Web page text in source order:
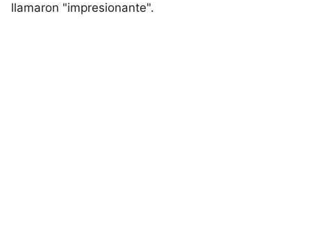
llamaron "impresionante".